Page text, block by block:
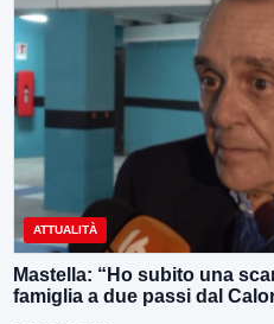
ATTUALITÀ
Mastella: “Ho subito una
famiglia a due passi dal